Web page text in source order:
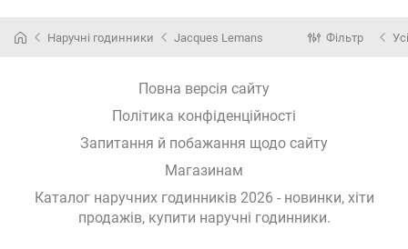
Наручні годинники Jacques Lemans Фільтр
Повна версія сайту
Політика конфіденційності
Запитання й побажання щодо сайту
Магазинам
Каталог наручних годинників 2026 - новинки, хіти
продажів, купити наручні годинники.